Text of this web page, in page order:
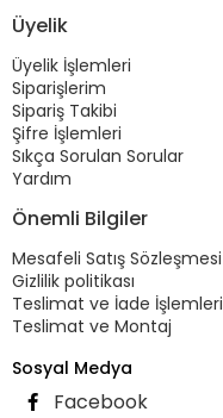
Üyelik
Üyelik İşlemleri
Siparişlerim
Sipariş Takibi
Şifre İşlemleri
Sıkça Sorulan Sorular
Yardım
Önemli Bilgiler
Mesafeli Satış Sözleşmesi
Gizlilik politikası
Teslimat ve İade İşlemleri
Teslimat ve Montaj
Sosyal Medya
Facebook